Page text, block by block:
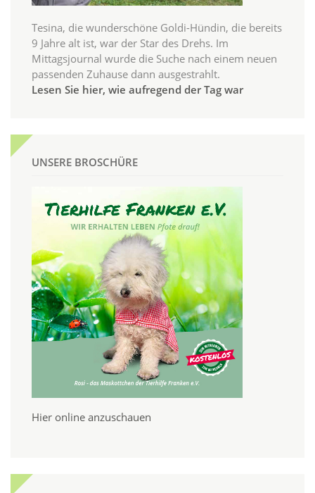
Tesina, die wunderschöne Goldi-Hündin, die bereits
9 Jahre alt ist, war der Star des Drehs. Im
Mittagsjournal wurde die Suche nach einem neuen
passenden Zuhause dann ausgestrahlt.
Lesen Sie hier, wie aufregend der Tag war
UNSERE BROSCHÜRE
Hier online anzuschauen